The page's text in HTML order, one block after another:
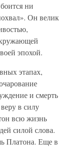
ни
Он велик
эпохой.
этапах,
и смерть
в силу
всю жизнь
силой слова.
Платона. Еще в